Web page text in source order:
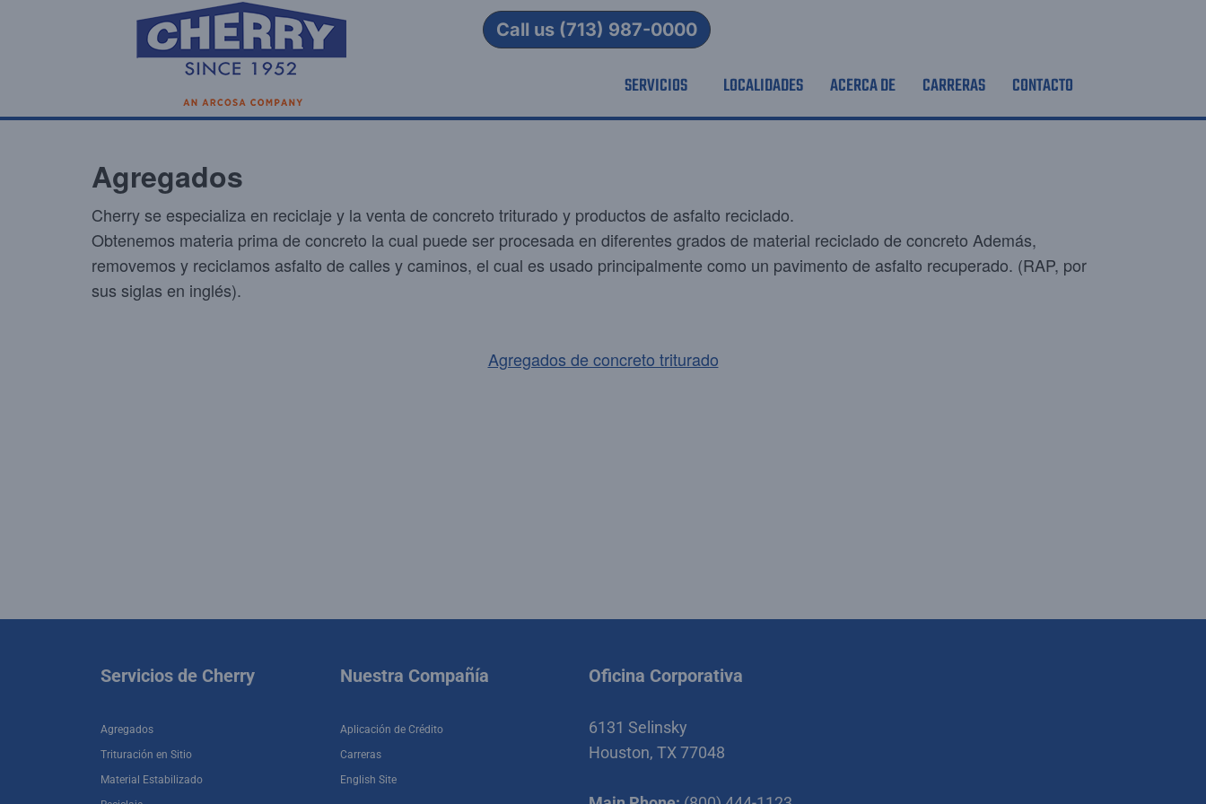
SERVICIOS LOCALIDADES ACERCA DE CARRERAS CONTACTO
Call us (713) 987-0000
Agregados
Cherry se especializa en reciclaje y la venta de concreto triturado y productos de asfalto reciclado.
Obtenemos materia prima de concreto la cual puede ser procesada en diferentes grados de material reciclado de concreto Además,
removemos y reciclamos asfalto de calles y caminos, el cual es usado principalmente como un pavimento de asfalto recuperado. (RAP, por
sus siglas en inglés).
Agregados de concreto triturado
Servicios de Cherry
Agregados
Trituración en Sitio
Material Estabilizado
Nuestra Compañía
Aplicación de Crédito
Carreras
English Site
Oficina Corporativa
6131 Selinsky
Houston, TX 77048